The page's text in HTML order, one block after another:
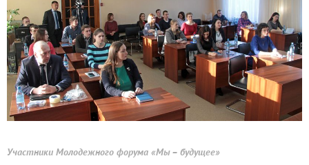
Участники Молодежного форума «Мы – будущее»